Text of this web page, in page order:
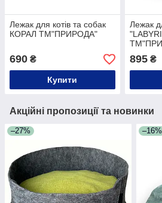
Лежак для котів та собак
КОРАЛ ТМ"ПРИРОДА"
690 ₴
Купити
Лежак
895₴
Акційні пропозиції та новинки
–27% –16%